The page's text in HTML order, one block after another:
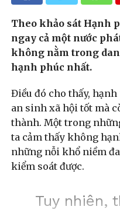
Theo khảo sát Hạnh
ngay cả một nước
không nằm trong
hạnh phúc nhất.
Điều đó cho thấy,
an sinh xã hội tốt mà
thành. Một trong
ta cảm thấy không
những nỗi khổ niềm
kiểm soát được.
Tuy nhiên,